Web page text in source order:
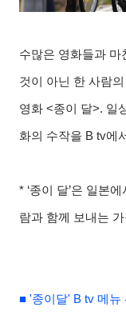
수많은 영화들과 마
것이 아닌 한 사람
영화 <종이 달>. 일
화의 수작을 B tv에
* ‘종이 달’은 일본에
람과 함께 보내는 가
■ '종이달' B tv 메뉴